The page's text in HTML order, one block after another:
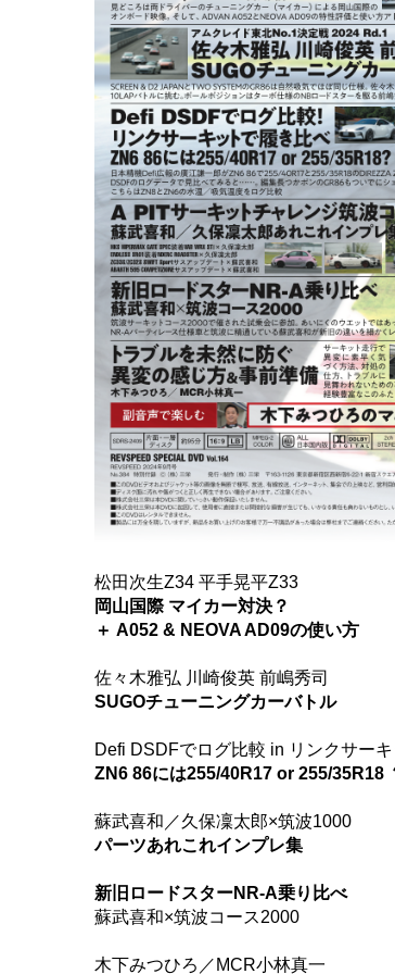
松田次生Z34 平手晃平Z33
岡山国際 マイカー対決？
＋ A052 & NEOVA AD09の使い方
佐々木雅弘 川崎俊英 前嶋秀司
SUGOチューニングカーバトル
Defi DSDFでログ比較 in リンクサーキ
ZN6 86には255/40R17 or 255/35R18
蘇武喜和／久保凜太郎×筑波1000
パーツあれこれインプレ集
新旧ロードスターNR-A乗り比べ
蘇武喜和×筑波コース2000
木下みつひろ／MCR小林真一